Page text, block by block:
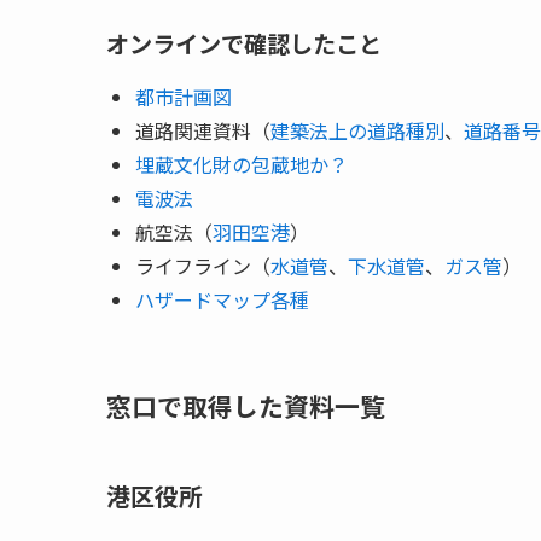
オンラインで確認したこと
都市計画図
道路関連資料（建築法上の道路種別、 道路番
埋蔵文化財の包蔵地か？
電波法
航空法（羽田空港）
ライフライン（水道管、 下水道管、 ガス管）
ハザードマップ各種
窓口で取得した資料一覧
港区役所